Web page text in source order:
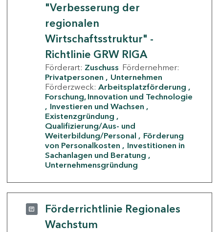
"Verbesserung der
regionalen
Wirtschaftsstruktur" -
Richtlinie GRW RIGA
Förderart: Zuschuss Fördernehmer:
Privatpersonen
Unternehmen
Förderzweck: Arbeitsplatzförderung
Forschung, Innovation und Technologie
Investieren und Wachsen
Existenzgründung
Qualifizierung/Aus- und
Weiterbildung/Personal
Förderung
von Personalkosten
Investitionen in
Sachanlagen und Beratung
Unternehmensgründung
Förderrichtlinie Regionales
Wachstum